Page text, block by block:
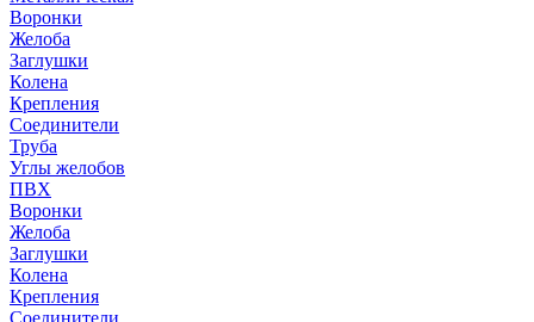
Воронки
Желоба
Заглушки
Колена
Крепления
Соединители
Труба
Углы желобов
ПВХ
Воронки
Желоба
Заглушки
Колена
Крепления
Соединители